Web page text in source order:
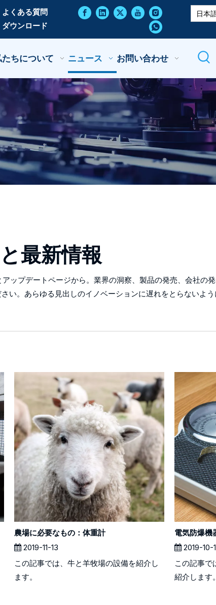
よくある質問
ダウンロード
日本
たちについて ニュース お問い合わせ
最新情報
アップデートページから。業界の洞察、製品の発売、会社の
。あらゆる見出しのイノベーションに遅れをとらないよう
農場に必要なもの：体重計
2019-11-13
この記事では、牛と羊牧場の設備を紹介し
ます。
電気防爆機
2019-10-
この記事で
紹介します。